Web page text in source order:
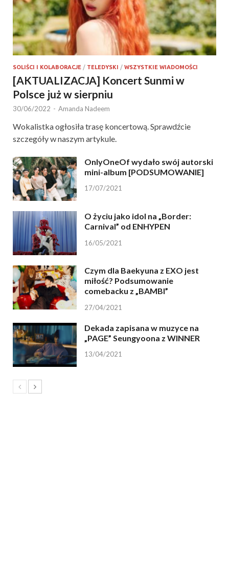
SOLIŚCI I KOLABORACJE / TELEDYSKI / WSZYSTKIE WIADOMOŚCI
[AKTUALIZACJA] Koncert Sunmi w
Polsce już w sierpniu
30/06/2022 - Amanda Nadeem
Wokalistka ogłosiła trasę koncertową. Sprawdźcie
szczegóły w naszym artykule.
OnlyOneOf wydało swój autorski
mini-album [PODSUMOWANIE]
17/07/2021
O życiu jako idol na „Border:
Carnival” od ENHYPEN
16/05/2021
Czym dla Baekyuna z EXO jest
miłość? Podsumowanie
comebacku z „BAMBI”
27/04/2021
Dekada zapisana w muzyce na
„PAGE” Seungyoona z WINNER
13/04/2021